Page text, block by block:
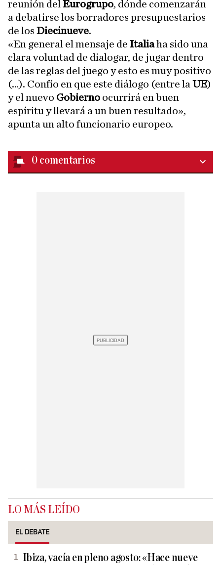
reunión del Eurogrupo, dónde comenzarán
a debatirse los borradores presupuestarios
de los Diecinueve.
«En general el mensaje de Italiaha sido una
clara voluntad de dialogar, de jugar dentro
de las reglas del juego y esto es muy positivo
(…). Confío en que este diálogo (entre la UE)
y el nuevo Gobierno ocurrirá en buen
espíritu y llevará a un buen resultado»,
apunta un alto funcionario europeo.
0 comentarios
LO MÁS LEÍDO
EL DEBATE
Ibiza, vacía en pleno agosto: «Hace nueve